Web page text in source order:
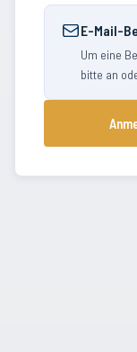
E-Mail-
Um eine
bitte an